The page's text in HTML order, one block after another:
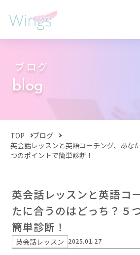
ブログ
blog
TOP
ブログ
英会話レッスンと英語コーチング、あな
つのポイントで簡単診断！
英会話レッスンと英語コ
たに合うのはどっち？５
簡単診断！
英会話レッスン 2025.01.27